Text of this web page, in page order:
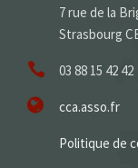
7 rue de la
Strasbourg
03 88 15 42 42
cca.asso.fr
Politique de